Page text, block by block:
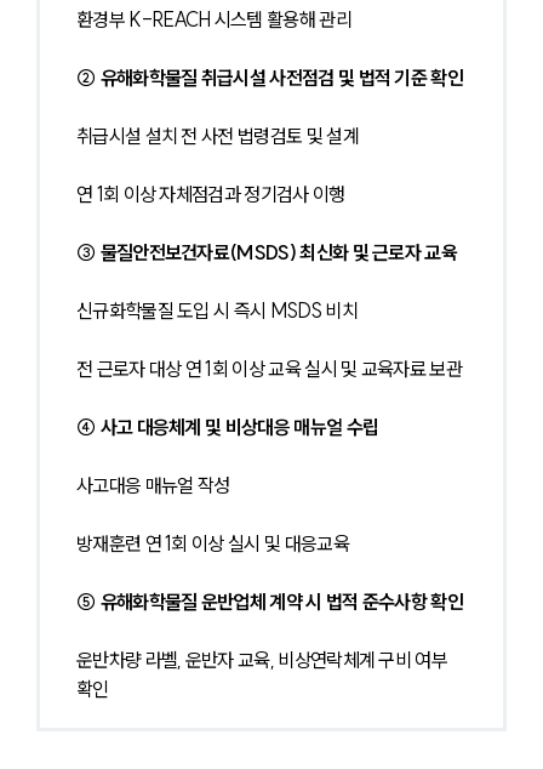
환경부 K-REACH 시스템 활용해 관리
② 유해화학물질 취급시설 사전점검 및 법적 기준 확인
취급시설 설치 전 사전 법령검토 및 설계
연 1회 이상 자체점검과 정기검사 이행
③ 물질안전보건자료(MSDS) 최신화 및 근로자 교육
신규화학물질 도입 시 즉시 MSDS 비치
전 근로자 대상 연 1회 이상 교육 실시 및 교육자료 보관
④ 사고 대응체계 및 비상대응 매뉴얼 수립
사고대응 매뉴얼 작성
방재훈련 연 1회 이상 실시 및 대응교육
⑤ 유해화학물질 운반업체 계약 시 법적 준수사항 확인
운반차량 라벨, 운반자 교육, 비상연락체계 구비 여부
확인